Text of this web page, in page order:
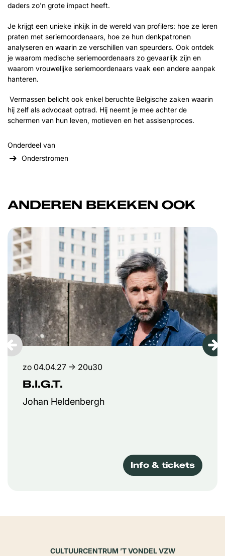
daders zo'n grote impact heeft.
Je krijgt een unieke inkijk in de wereld van profilers: hoe ze leren
praten met seriemoordenaars, hoe ze hun denkpatronen
analyseren en waarin ze verschillen van speurders. Ook ontdek
je waarom medische seriemoordenaars zo gevaarlijk zijn en
waarom vrouwelijke seriemoordenaars vaak een andere aanpak
hanteren.
Vermassen belicht ook enkel beruchte Belgische zaken waarin
hij zelf als advocaat optrad. Hij neemt je mee achter de
schermen van hun leven, motieven en het assisenproces.
Onderdeel van
Onderstromen
ANDEREN BEKEKEN OOK
Overslaan
B.I.G.T.
Johan Heldenbergh
zo 04.04.27 → 20u30
Info & tickets
CULTUURCENTRUM ’T VONDEL VZW